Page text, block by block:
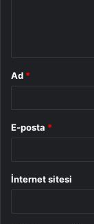
Ad *
E-posta *
İnternet sitesi